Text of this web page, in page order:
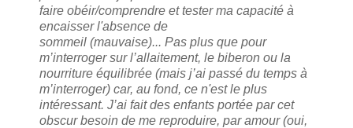
faire obéir/comprendre et tester ma capacité à
encaisser l'absence de
sommeil (mauvaise)... Pas plus que pour
m’interroger sur l’allaitement, le biberon ou la
nourriture équilibrée (mais j’ai passé du temps à
m’interroger) car, au fond, ce n'est le plus
intéressant. J’ai fait des enfants portée par cet
obscur besoin de me reproduire, par amour (oui,